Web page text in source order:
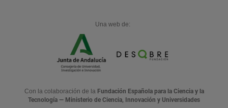
Una web de:
Con la colaboración de la Fundación Española para la Ciencia y la
Tecnología — Ministerio de Ciencia, Innovación y Universidades